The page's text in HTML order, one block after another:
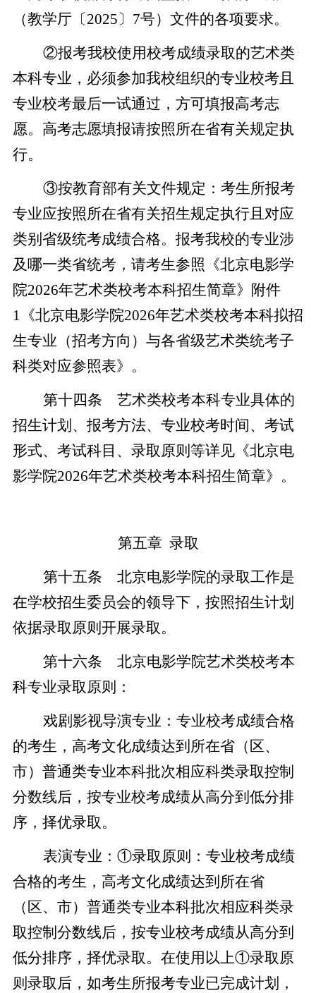
（教学厅〔2025〕7号）文件的各项要求。
②报考我校使用校考成绩录取的艺术类
本科专业，必须参加我校组织的专业校考且
专业校考最后一试通过，方可填报高考志
愿。高考志愿填报请按照所在省有关规定执
行。
③按教育部有关文件规定：考生所报考
专业应按照所在省有关招生规定执行且对应
类别省级统考成绩合格。报考我校的专业涉
及哪一类省统考，请考生参照《北京电影学
院2026年艺术类校考本科招生简章》附件
1《北京电影学院2026年艺术类校考本科拟招
生专业（招考方向）与各省级艺术类统考子
科类对应参照表》。
第十四条 艺术类校考本科专业具体的
招生计划、报考方法、专业校考时间、考试
形式、考试科目、录取原则等详见《北京电
影学院2026年艺术类校考本科招生简章》。
第五章 录取
第十五条 北京电影学院的录取工作是
在学校招生委员会的领导下，按照招生计划
依据录取原则开展录取。
第十六条 北京电影学院艺术类校考本
科专业录取原则：
戏剧影视导演专业：专业校考成绩合格
的考生，高考文化成绩达到所在省（区、
市）普通类专业本科批次相应科类录取控制
分数线后，按专业校考成绩从高分到低分排
序，择优录取。
表演专业：①录取原则：专业校考成绩
合格的考生，高考文化成绩达到所在省
（区、市）普通类专业本科批次相应科类录
取控制分数线后，按专业校考成绩从高分到
低分排序，择优录取。在使用以上①录取原
则录取后，如考生所报考专业已完成计划，